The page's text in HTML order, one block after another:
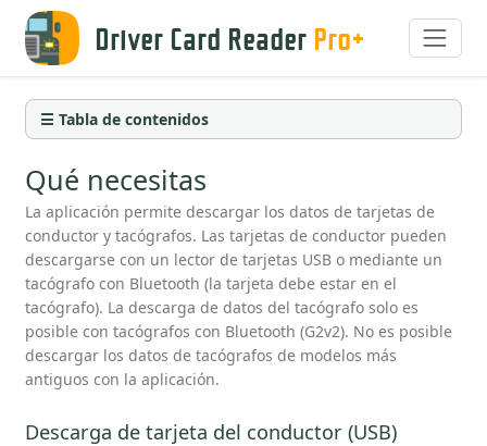
Driver Card Reader Pro+
☰ Tabla de contenidos
Qué necesitas
La aplicación permite descargar los datos de tarjetas de
conductor y tacógrafos. Las tarjetas de conductor pueden
descargarse con un lector de tarjetas USB o mediante un
tacógrafo con Bluetooth (la tarjeta debe estar en el
tacógrafo). La descarga de datos del tacógrafo solo es
posible con tacógrafos con Bluetooth (G2v2). No es posible
descargar los datos de tacógrafos de modelos más
antiguos con la aplicación.
Descarga de tarjeta del conductor (USB)